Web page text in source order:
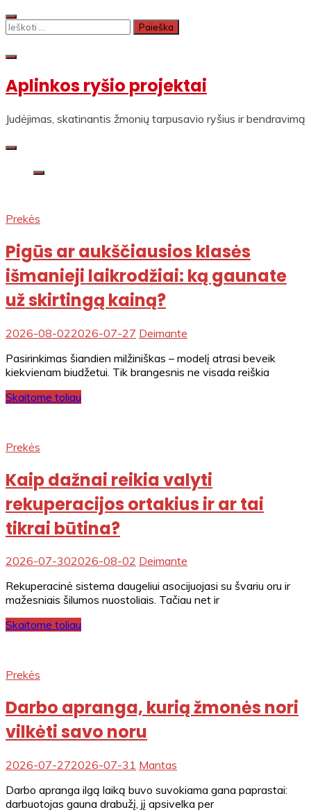
Skip
to
Ieškoti:
Aplinkos ryšio projektai
Judėjimas, skatinantis žmonių tarpusavio ryšius ir bendravimą
Prekės
Pigūs ar aukščiausios klasės
išmanieji laikrodžiai: ką gaunate
už skirtingą kainą?
2026-08-022026-07-27 Deimante
Pasirinkimas šiandien milžiniškas – modelį atrasi beveik
kiekvienam biudžetui. Tik brangesnis ne visada reiškia
Skaitome toliau
Prekės
Kaip dažnai reikia valyti
rekuperacijos ortakius ir ar tai
tikrai būtina?
2026-07-302026-08-02 Deimante
Rekuperacinė sistema daugeliui asocijuojasi su švariu oru ir
mažesniais šilumos nuostoliais. Tačiau net ir
Skaitome toliau
Prekės
Darbo apranga, kurią žmonės nori
vilkėti savo noru
2026-07-272026-07-31 Mantas
Darbo apranga ilgą laiką buvo suvokiama gana paprastai:
darbuotojas gauna drabužį, jį apsivelka per